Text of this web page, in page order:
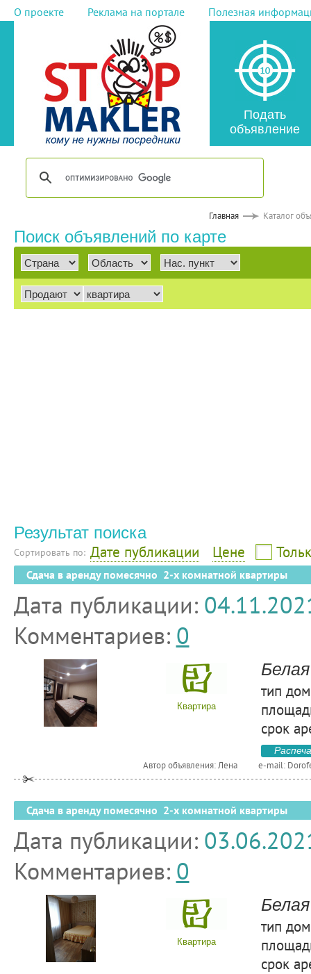
О проекте Реклама на портале Полезная
Подать
объявление
Главная Каталог
Поиск объявлений по карте
Результат поиска
Сортировать по: Дате публикации Цене
Сдача в аренду помесячно 2-х комнатной квартиры
Дата публикации:
Комментариев: 0
Квартира
тип
срок
Автор объявления: Лена e-mail:
Сдача в аренду помесячно 2-х комнатной квартиры
Дата публикации:
Комментариев: 0
Квартира
тип
срок